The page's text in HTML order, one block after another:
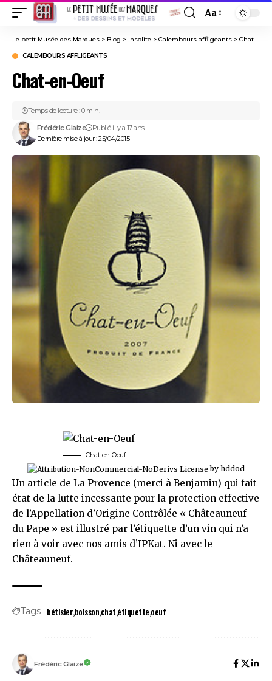
Font
Resizer
Aa
Le petit Musée des Marques > Blog > Insolite > Calembours affligeants > Chat-en-Oeuf
CALEMBOURS AFFLIGEANTS
Chat-en-Oeuf
Dernière mise à jour : 25/04/2015
Frédéric Glaize Publié il y a 17 ans
Temps de lecture : 0 min.
Chat-en-Oeuf
by hddod
Un article de La Provence (merci à Benjamin) qui fait
état de la lutte incessante pour la protection effective
de l’Appellation d’Origine Contrôlée « Châteauneuf
du Pape » est illustré par l’étiquette d’un vin qui n’a
rien à voir avec nos amis d’IPKat. Ni avec le
Châteauneuf.
Tags : bétisierboissonchatétiquetteoeuf
Frédéric Glaize